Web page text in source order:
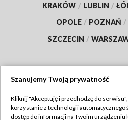
KRAKÓW / LUBLIN /
OPOLE / POZNAŃ /
SZCZECIN /
TVP
Szanujemy Twoją prywatność
Kliknij "Akceptuję i przechodzę do
korzystanie z technologii automatycznego
dostęp do informacji na Twoim urządzeniu